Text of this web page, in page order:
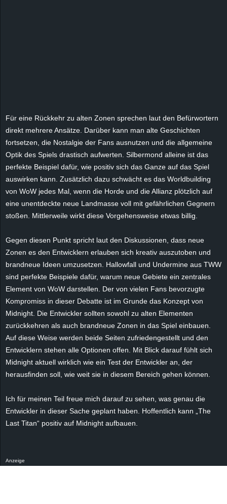
Für eine Rückkehr zu alten Zonen sprechen laut den Befürwortern
direkt mehrere Ansätze. Darüber kann man alte Geschichten
fortsetzen, die Nostalgie der Fans ausnutzen und die allgemeine
Optik des Spiels drastisch aufwerten. Silbermond alleine ist das
perfekte Beispiel dafür, wie positiv sich das Ganze auf das Spiel
auswirken kann. Zusätzlich dazu schwächt es das Worldbuilding
von WoW jedes Mal, wenn die Horde und die Allianz plötzlich auf
eine unentdeckte neue Landmasse voll mit gefährlichen Gegnern
stoßen. Mittlerweile wirkt diese Vorgehensweise etwas billig.
Gegen diesen Punkt spricht laut den Diskussionen, dass neue
Zonen es den Entwicklern erlauben sich kreativ auszutoben und
brandneue Ideen umzusetzen. Hallowfall und Undermine aus TWW
sind perfekte Beispiele dafür, warum neue Gebiete ein zentrales
Element von WoW darstellen. Der von vielen Fans bevorzugte
Kompromiss in dieser Debatte ist im Grunde das Konzept von
Midnight. Die Entwickler sollten sowohl zu alten Elementen
zurückkehren als auch brandneue Zonen in das Spiel einbauen.
Auf diese Weise werden beide Seiten zufriedengestellt und den
Entwicklern stehen alle Optionen offen. Mit Blick darauf fühlt sich
Midnight aktuell wirklich wie ein Test der Entwickler an, der
herausfinden soll, wie weit sie in diesem Bereich gehen können.
Ich für meinen Teil freue mich darauf zu sehen, was genau die
Entwickler in dieser Sache geplant haben. Hoffentlich kann „The
Last Titan“ positiv auf Midnight aufbauen.
Anzeige